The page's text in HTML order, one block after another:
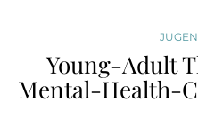
Young-Adult
Mental-Health-